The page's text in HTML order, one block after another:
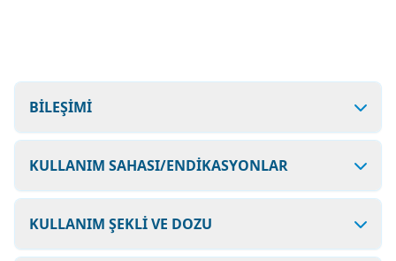
BİLEŞİMİ
KULLANIM SAHASI/ENDİKASYONLAR
KULLANIM ŞEKLİ VE DOZU